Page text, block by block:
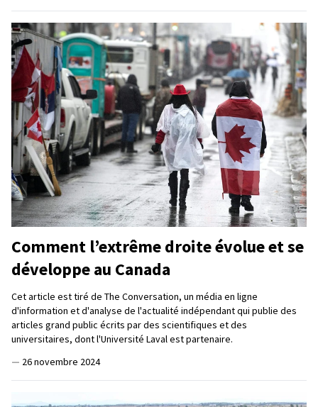
Comment l’extrême droite évolue et se
développe au Canada
Cet article est tiré de The Conversation, un média en ligne
d'information et d'analyse de l'actualité indépendant qui publie des
articles grand public écrits par des scientifiques et des
universitaires, dont l'Université Laval est partenaire.
— 26 novembre 2024